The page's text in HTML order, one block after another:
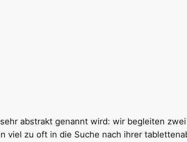
abstrakt genannt wird: wir begleiten
viel zu oft in die Suche nach ihrer